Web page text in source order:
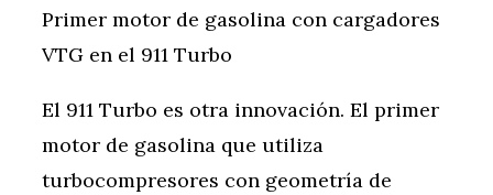
Primer motor de gasolina con cargadores
VTG en el 911 Turbo
El 911 Turbo es otra innovación. El primer
motor de gasolina que utiliza
turbocompresores con geometría de